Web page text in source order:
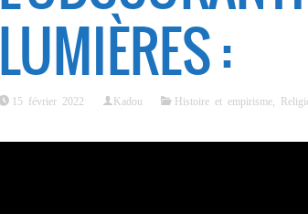
LUMIÈRES :
15 février 2022 Kadou Histoire et empirisme